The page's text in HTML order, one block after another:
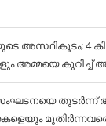
അസ്ഥികൂടം; 4
അമ്മയെ കുറിച്ച്‌
തുടര്‍ന്ന്